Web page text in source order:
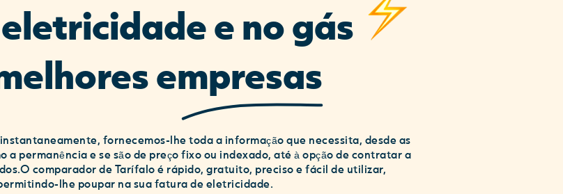
e no gás
empresas
fornecemos-lhe toda a informação que necessita, desde as
permanência e se são de preço fixo ou indexado, até à opção de contratar a
comparador de Tarífalo é rápido, gratuito, preciso e fácil de utilizar,
lhe poupar na sua fatura de eletricidade.